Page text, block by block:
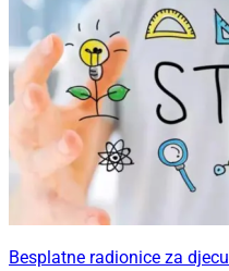
Besplatne radionice za djecu